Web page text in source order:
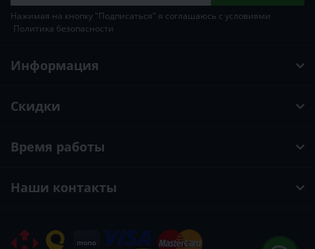
Нажимая на кнопку "Подписаться" я соглашаюсь с условиями
Политика безопасности
Информация
Скидки
Время работы
Наши контакты